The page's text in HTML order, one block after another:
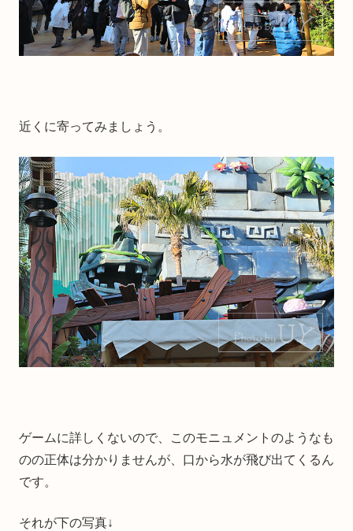
近くに寄ってみましょう。
ゲームに詳しくないので、このモニュメントのようなも
のの正体は分かりませんが、口から水が飛び出てくるん
です。
それが下の写真↓